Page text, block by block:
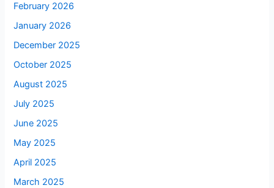
February 2026
January 2026
December 2025
October 2025
August 2025
July 2025
June 2025
May 2025
April 2025
March 2025